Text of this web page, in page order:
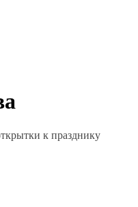
к празднику